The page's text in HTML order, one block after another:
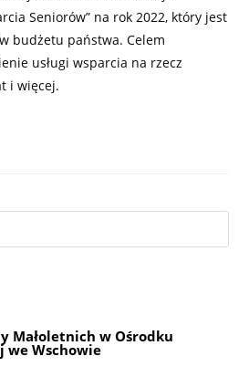
Seniorów” na rok 2022, który jest
budżetu państwa. Celem
usługi wsparcia na rzecz
i więcej.
Małoletnich w Ośrodku
we Wschowie